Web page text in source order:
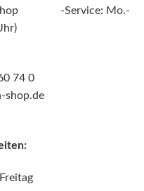
-Service: Mo.-
74 0
shop.de